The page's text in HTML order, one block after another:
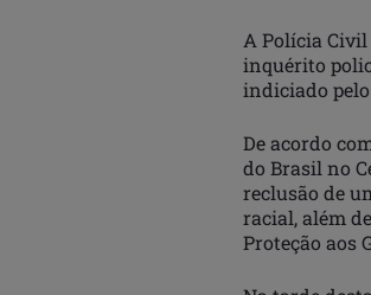
A Polícia
inquérito
indiciado
De acordo
do Brasil no
reclusão de
racial, além
Proteção aos